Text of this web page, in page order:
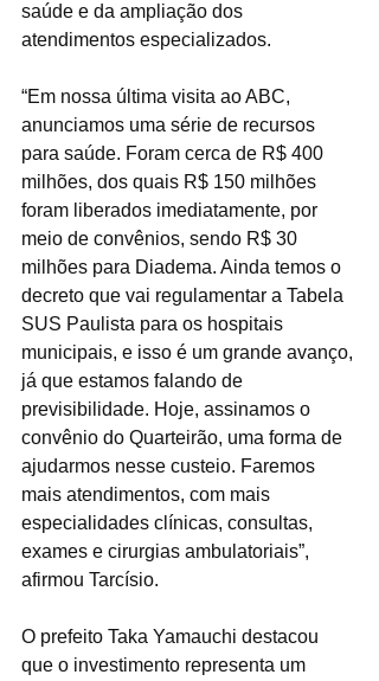
saúde e da ampliação dos
atendimentos especializados.
“Em nossa última visita ao ABC,
anunciamos uma série de recursos
para saúde. Foram cerca de R$ 400
milhões, dos quais R$ 150 milhões
foram liberados imediatamente, por
meio de convênios, sendo R$ 30
milhões para Diadema. Ainda temos o
decreto que vai regulamentar a Tabela
SUS Paulista para os hospitais
municipais, e isso é um grande avanço,
já que estamos falando de
previsibilidade. Hoje, assinamos o
convênio do Quarteirão, uma forma de
ajudarmos nesse custeio. Faremos
mais atendimentos, com mais
especialidades clínicas, consultas,
exames e cirurgias ambulatoriais”,
afirmou Tarcísio.
O prefeito Taka Yamauchi destacou
que o investimento representa um